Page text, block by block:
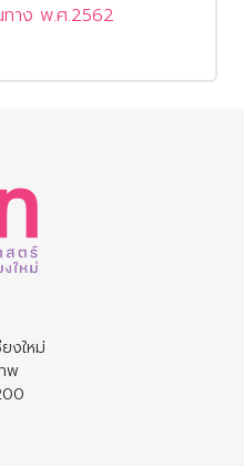
ทาง พ.ศ.2562
งใหม่
พ